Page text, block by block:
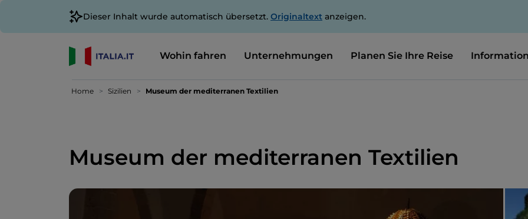
Dieser Inhalt wurde automatisch übersetzt. Originaltext anzeigen.
Wohin fahren Unternehmungen Planen Sie Ihre Reise
Home Sizilien Museum der mediterranen Textilien
Museum der mediterranen Textilien